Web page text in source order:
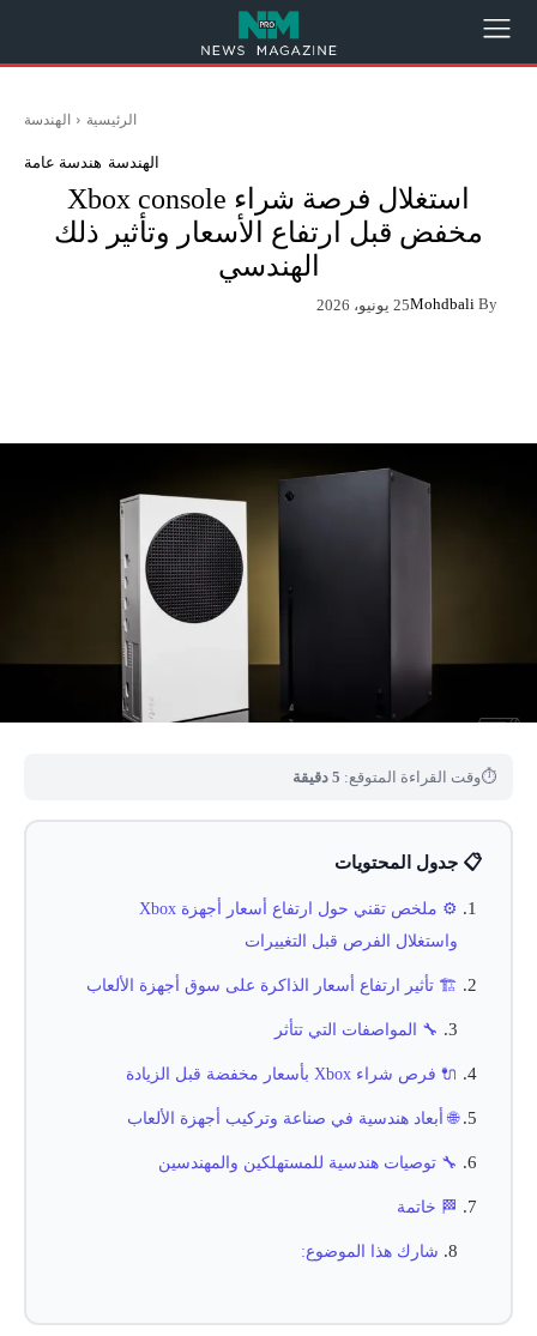
الرئيسية الهندسة
الهندسة هندسة عامة
استغلال فرصة شراء Xbox console
مخفض قبل ارتفاع الأسعار وتأثير ذلك
الهندسي
By
Mohdbali25 يونيو، 2026
⏱وقت القراءة المتوقع: 5 دقيقة
📋 جدول المحتويات
⚙️ ملخص تقني حول ارتفاع أسعار أجهزة Xbox
واستغلال الفرص قبل التغييرات
🏗️ تأثير ارتفاع أسعار الذاكرة على سوق أجهزة الألعاب
🔧 المواصفات التي تتأثر
🔌 فرص شراء Xbox بأسعار مخفضة قبل الزيادة
🌐 أبعاد هندسية في صناعة وتركيب أجهزة الألعاب
🔧 توصيات هندسية للمستهلكين والمهندسين
🏁 خاتمة
شارك هذا الموضوع: